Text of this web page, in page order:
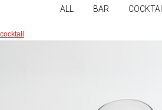
ALL BAR COCKTAIL
cocktail